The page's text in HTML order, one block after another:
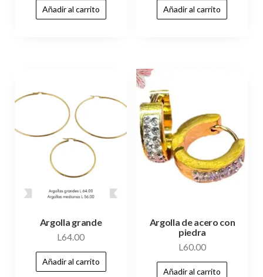
Añadir al carrito Añadir al carrito
Argolla grande
L64.00
Añadir al carrito
Argolla de acero con
piedra
L60.00
Añadir al carrito